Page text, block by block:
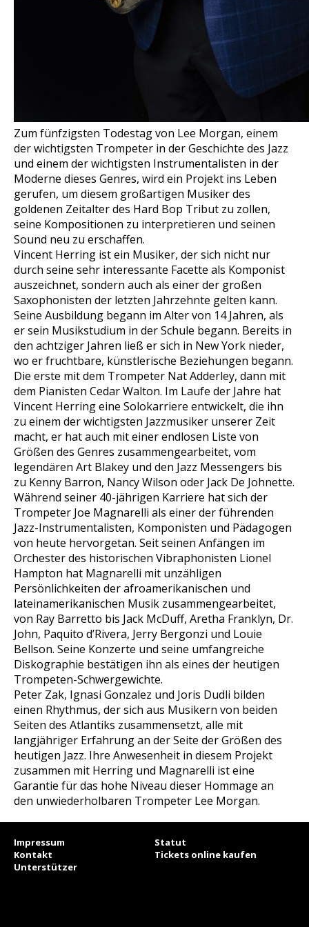
Zum fünfzigsten Todestag von Lee Morgan, einem
der wichtigsten Trompeter in der Geschichte des Jazz
und einem der wichtigsten Instrumentalisten in der
Moderne dieses Genres, wird ein Projekt ins Leben
gerufen, um diesem großartigen Musiker des
goldenen Zeitalter des Hard Bop Tribut zu zollen,
seine Kompositionen zu interpretieren und seinen
Sound neu zu erschaffen.
Vincent Herring ist ein Musiker, der sich nicht nur
durch seine sehr interessante Facette als Komponist
auszeichnet, sondern auch als einer der großen
Saxophonisten der letzten Jahrzehnte gelten kann.
Seine Ausbildung begann im Alter von 14 Jahren, als
er sein Musikstudium in der Schule begann. Bereits in
den achtziger Jahren ließ er sich in New York nieder,
wo er fruchtbare, künstlerische Beziehungen begann.
Die erste mit dem Trompeter Nat Adderley, dann mit
dem Pianisten Cedar Walton. Im Laufe der Jahre hat
Vincent Herring eine Solokarriere entwickelt, die ihn
zu einem der wichtigsten Jazzmusiker unserer Zeit
macht, er hat auch mit einer endlosen Liste von
Größen des Genres zusammengearbeitet, vom
legendären Art Blakey und den Jazz Messengers bis
zu Kenny Barron, Nancy Wilson oder Jack De Johnette.
Während seiner 40-jährigen Karriere hat sich der
Trompeter Joe Magnarelli als einer der führenden
Jazz-Instrumentalisten, Komponisten und Pädagogen
von heute hervorgetan. Seit seinen Anfängen im
Orchester des historischen Vibraphonisten Lionel
Hampton hat Magnarelli mit unzähligen
Persönlichkeiten der afroamerikanischen und
lateinamerikanischen Musik zusammengearbeitet,
von Ray Barretto bis Jack McDuff, Aretha Franklyn, Dr.
John, Paquito d’Rivera, Jerry Bergonzi und Louie
Bellson. Seine Konzerte und seine umfangreiche
Diskographie bestätigen ihn als eines der heutigen
Trompeten-Schwergewichte.
Peter Zak, Ignasi Gonzalez und Joris Dudli bilden
einen Rhythmus, der sich aus Musikern von beiden
Seiten des Atlantiks zusammensetzt, alle mit
langjähriger Erfahrung an der Seite der Größen des
heutigen Jazz. Ihre Anwesenheit in diesem Projekt
zusammen mit Herring und Magnarelli ist eine
Garantie für das hohe Niveau dieser Hommage an
den unwiederholbaren Trompeter Lee Morgan.
Impressum
Statut
Kontakt
Tickets online kaufen
Unterstützer